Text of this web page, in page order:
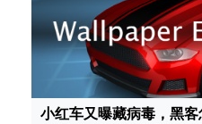
小红车又曝藏病毒，黑